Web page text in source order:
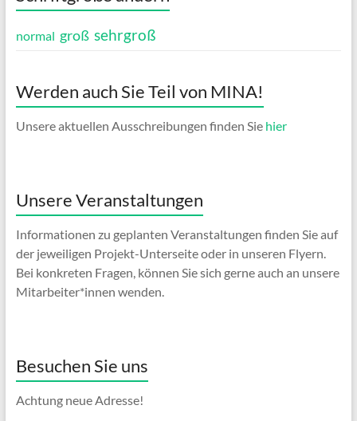
normal groß sehrgroß
Werden auch Sie Teil von MINA!
Unsere aktuellen Ausschreibungen finden Sie hier
Unsere Veranstaltungen
Informationen zu geplanten Veranstaltungen finden Sie auf
der jeweiligen Projekt-Unterseite oder in unseren Flyern.
Bei konkreten Fragen, können Sie sich gerne auch an unsere
Mitarbeiter*innen wenden.
Besuchen Sie uns
Achtung neue Adresse!